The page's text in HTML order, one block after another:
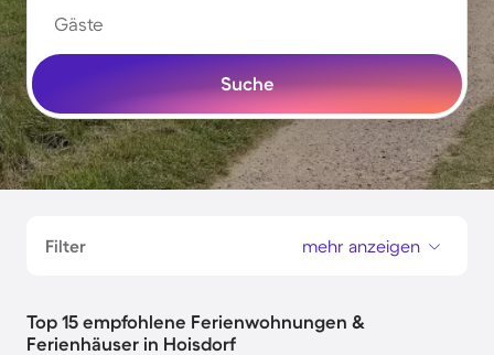
Gäste
Suche
Filter mehr anzeigen
Top 15 empfohlene Ferienwohnungen &
Ferienhäuser in Hoisdorf